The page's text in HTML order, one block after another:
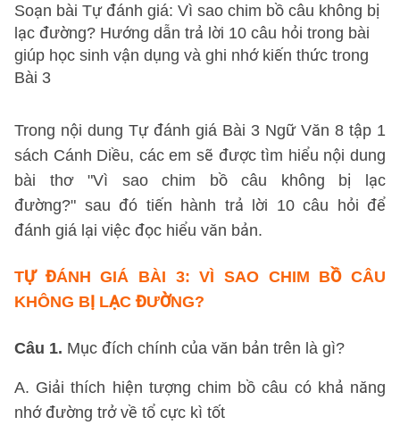
Soạn bài Tự đánh giá: Vì sao chim bồ câu không bị
lạc đường? Hướng dẫn trả lời 10 câu hỏi trong bài
giúp học sinh vận dụng và ghi nhớ kiến thức trong
Bài 3
Trong nội dung Tự đánh giá Bài 3 Ngữ Văn 8 tập 1
sách Cánh Diều, các em sẽ được tìm hiểu nội dung
bài thơ "Vì sao chim bồ câu không bị lạc
đường?" sau đó tiến hành trả lời 10 câu hỏi để
đánh giá lại việc đọc hiểu văn bản.
TỰ ĐÁNH GIÁ BÀI 3: VÌ SAO CHIM BỒ CÂU
KHÔNG BỊ LẠC ĐƯỜNG?
Câu 1. Mục đích chính của văn bản trên là gì?
A. Giải thích hiện tượng chim bồ câu có khả năng
nhớ đường trở về tổ cực kì tốt